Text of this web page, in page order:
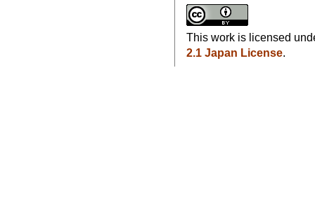
This work is licensed
2.1 Japan License.